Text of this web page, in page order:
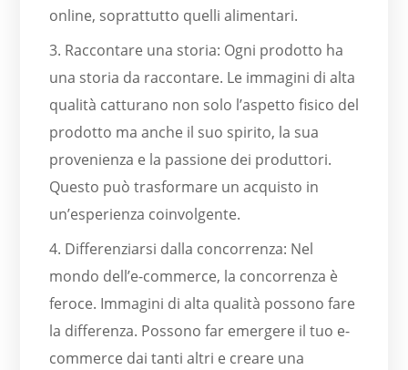
online, soprattutto quelli alimentari.
3. Raccontare una storia: Ogni prodotto ha
una storia da raccontare. Le immagini di alta
qualità catturano non solo l’aspetto fisico del
prodotto ma anche il suo spirito, la sua
provenienza e la passione dei produttori.
Questo può trasformare un acquisto in
un’esperienza coinvolgente.
4. Differenziarsi dalla concorrenza: Nel
mondo dell’e-commerce, la concorrenza è
feroce. Immagini di alta qualità possono fare
la differenza. Possono far emergere il tuo e-
commerce dai tanti altri e creare una